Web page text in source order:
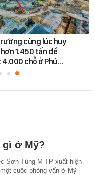
cùng lúc huy
1.450 tấn để
chỗ ở Phú…
gì ở Mỹ?
Sơn Tùng M-TP xuất hiện
cuộc phỏng vấn ở Mỹ